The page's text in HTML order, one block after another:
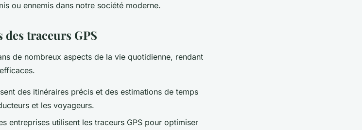
ou ennemis dans notre société moderne.
traceurs GPS
de nombreux aspects de la vie quotidienne, rendant
des itinéraires précis et des estimations de temps
et les voyageurs.
entreprises utilisent les traceurs GPS pour optimiser